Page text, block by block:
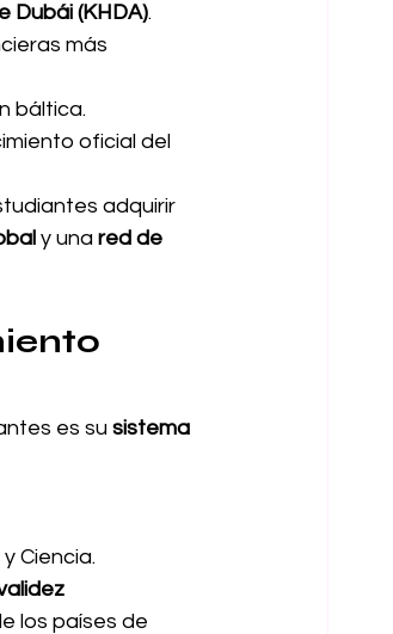
Dubái (KHDA).
más
báltica.
oficial del
adquirir
y una red de
es su sistema
Ciencia.
los países de